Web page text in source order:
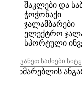
შაკლები და
ჭოჭონაქი
ჯალამბარები
ელექტრო
სპორტული
მომხმარებლის